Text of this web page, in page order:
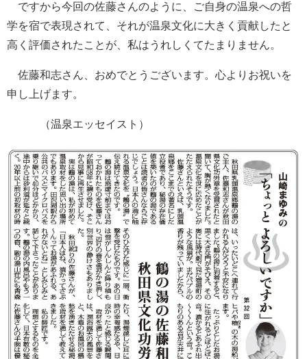
ですから今回の佐藤さんのように、ご自身の温泉への哲
学を宿で表現されて、それが温泉文化に大きく貢献したと
高く評価されたことが、私はうれしくてたまりません。
佐藤和志さん、おめでとうございます。心よりお祝いを
申し上げます。
（温泉エッセイスト）